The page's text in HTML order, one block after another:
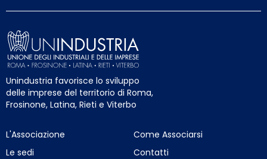
Unindustria favorisce lo sviluppo
delle imprese del territorio di Roma,
Frosinone, Latina, Rieti e Viterbo
L'Associazione
Le sedi
Come Associarsi
Contatti